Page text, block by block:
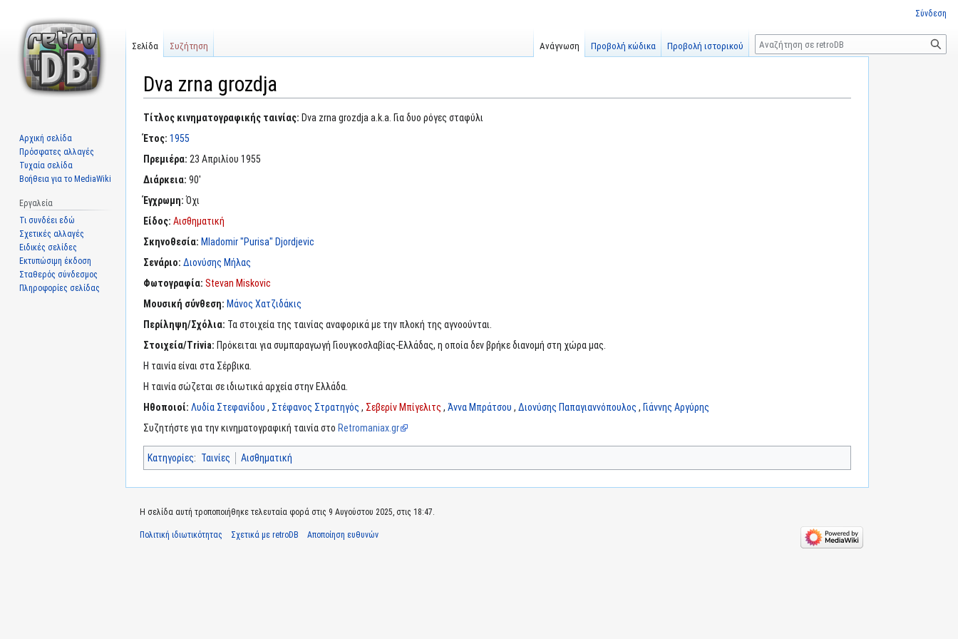
Dva zrna grozdja
Μετάβαση
στην
Πήδηση
στην
Τίτλος κινηματογραφικής ταινίας: Dva zrna grozdja a.k.a. Για δυο ρόγες σταφύλι
Έτος: 1955
Πρεμιέρα: 23 Απριλίου 1955
Διάρκεια: 90'
Έγχρωμη:Όχι
Είδος: Αισθηματική
Σκηνοθεσία: Mladomir "Purisa" Djordjevic
Σενάριο: Διονύσης Μήλας
Φωτογραφία: Stevan Miskovic
Μουσική σύνθεση: Μάνος Χατζιδάκις
Περίληψη/Σχόλια: Τα στοιχεία της ταινίας αναφορικά με την πλοκή της αγνοούνται.
Στοιχεία/Trivia: Πρόκειται για συμπαραγωγή Γιουγκοσλαβίας-Ελλάδας, η οποία δεν βρήκε διανομή στη χώρα μας.
Η ταινία είναι στα Σέρβικα.
Η ταινία σώζεται σε ιδιωτικά αρχεία στην Ελλάδα.
Ηθοποιοί: Λυδία Στεφανίδου , Στέφανος Στρατηγός , Σεβερίν Μπίγελιτς , Άννα Μπράτσου , Διονύσης Παπαγιαννόπουλος , Γιάννης Αργύρης
Συζητήστε για την κινηματογραφική ταινία στο Retromaniax.gr
Κατηγορίες: Ταινίες Αισθηματική
Σύνδεση
Σελίδα Συζήτηση Ανάγνωση Προβολή κώδικα Προβολή ιστορικού
Αναζήτηση
Αρχική σελίδα
Πρόσφατες αλλαγές
Τυχαία σελίδα
Βοήθεια για το MediaWiki
Εργαλεία
Τι συνδέει εδώ
Σχετικές αλλαγές
Ειδικές σελίδες
Εκτυπώσιμη έκδοση
Σταθερός σύνδεσμος
Πληροφορίες σελίδας
Η σελίδα αυτή τροποποιήθηκε τελευταία φορά στις 9 Αυγούστου 2025, στις 18:47.
Πολιτική ιδιωτικότητας Σχετικά με retroDB Αποποίηση ευθυνών